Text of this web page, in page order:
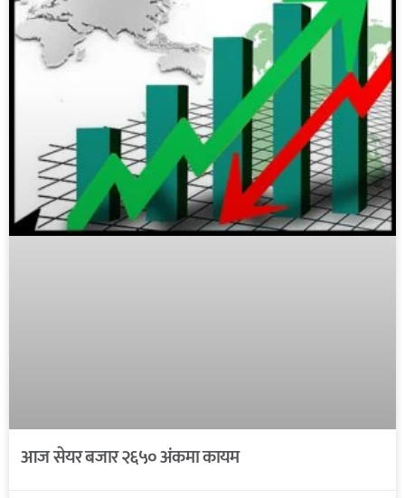
आज सेयर बजार २६५० अंकमा कायम